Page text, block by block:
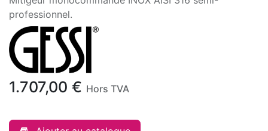
professionnel.
1.707,00 € Hors TVA